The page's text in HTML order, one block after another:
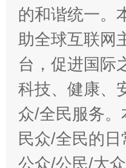
的和谐统一。
助全球互联网
台，促进国际
科技、健康、
众/全民服务
民众/全民的
公众/公民/大